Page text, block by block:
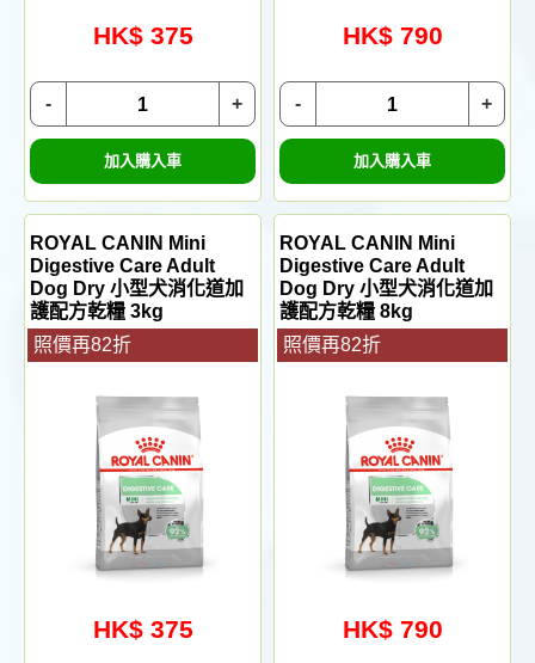
HK$ 375
+
-
加入購入車
HK$ 790
+
-
加入購入車
ROYAL CANIN Mini
Digestive Care Adult
Dog Dry 小型犬消化道加
護配方乾糧 3kg
照價再82折
HK$ 375
ROYAL CANIN Mini
Digestive Care Adult
Dog Dry 小型犬消化道加
護配方乾糧 8kg
照價再82折
HK$ 790